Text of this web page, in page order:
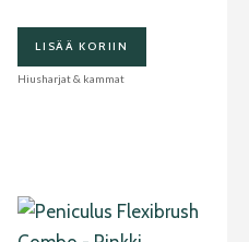
LISÄÄ KORIIN
Hiusharjat & kammat